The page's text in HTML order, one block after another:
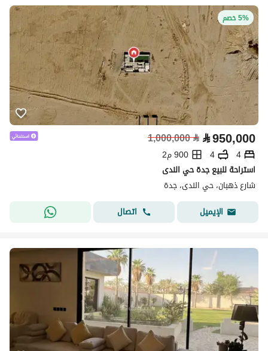
5% خصم
⃁950,000
⃁
1,000,000
4
4
900 م2
استراحة للبيع جدة حي الندى
شارع ذهبان، حي الندى، جدة
الإيميل
اتصال